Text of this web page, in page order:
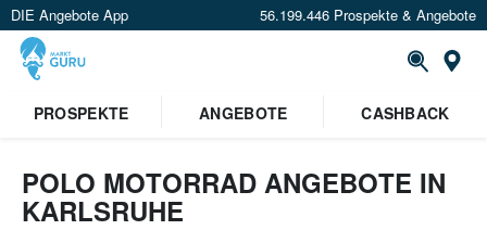
DIE Angebote App 56.199.446 Prospekte & Angebote
PROSPEKTE
ANGEBOTE CASHBACK
POLO MOTORRAD ANGEBOTE IN
KARLSRUHE